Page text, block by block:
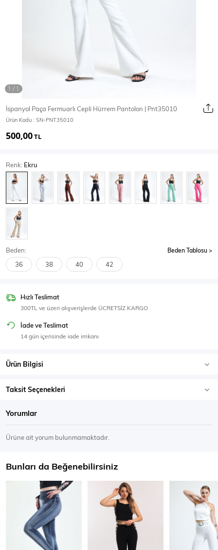
T-Shirt
Body Atlet Crop & Büstiyer
SPOR GİYİM
İspanyol Paça Fermuarlı Cepli Hürrem Pantolon | Pnt35010
Ürün Kodu : SN-PNT35010
500,00TL
Renk: Ekru
Beden: Beden Tablosu
36 38 40 42
Hızlı Teslimat
300TL ve üzeri alışverişlerde ÜCRETSİZ KARGO
İade ve Teslimat
14 gün içerisinde iade imkanı
Ürün Bilgisi
Taksit Seçenekleri
Yorumlar
Ürüne ait yorum bulunmamaktadır.
Bunları da Beğenebilirsiniz